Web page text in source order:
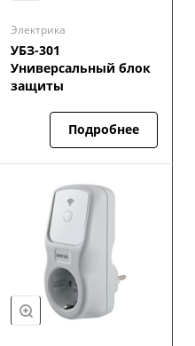
Электрика
УБЗ-301
Универсальный блок
защиты
Подробнее